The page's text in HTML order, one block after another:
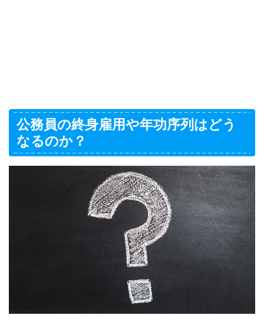
公務員の終身雇用や年功序列はどう
なるのか？